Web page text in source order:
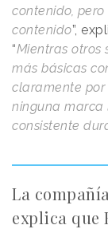
contenido,
contenido”,
“Mientras otros
más básicas
claramente por
ninguna marca
consistente
La compañía
explica que